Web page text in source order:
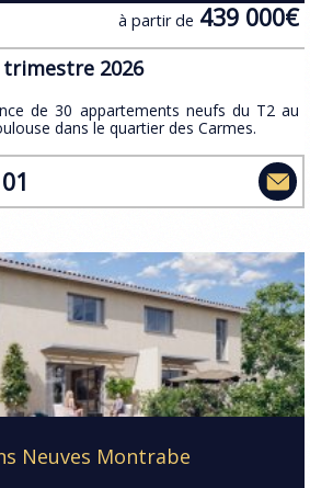
à partir de 439 000€
trimestre 2026
de 30 appartements neufs du T2 au
dans le quartier des Carmes.
Neuves Montrabe